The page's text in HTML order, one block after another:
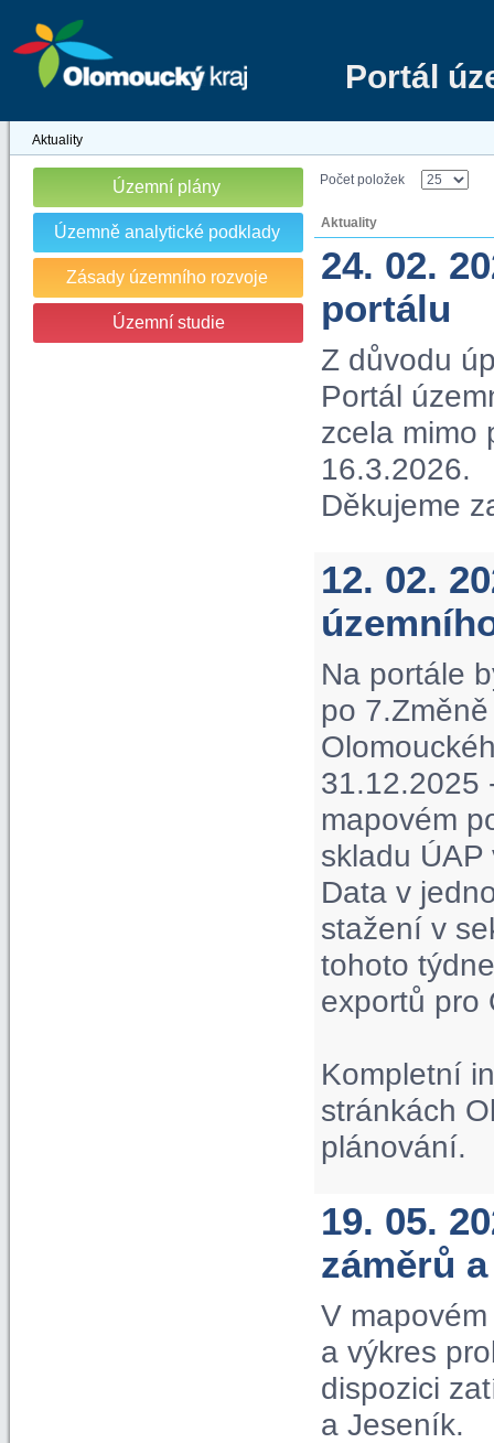
Portál
Aktuality
Územní plány
Územně analytické podklady
Zásady územního rozvoje
Územní studie
Počet položek
Aktuality
24. 02.
portálu
Z důvodu
Portál
zcela mimo
16.3.2026.
Děkujeme
12. 02.
Na portále
po
31.12.2025
mapovém
skladu
Data v
stažení v
tohoto
exportů pro
Kompletní
stránkách
plánování.
19. 05.
záměrů
V
a výkres
dispozici
a Jeseník.